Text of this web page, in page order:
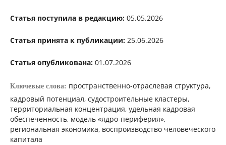
Статья поступила в редакцию:05.05.2026
Статья принята к публикации:25.06.2026
Статья опубликована:01.07.2026
Ключевые слова: пространственно-отраслевая структура,
кадровый потенциал, судостроительные кластеры,
территориальная концентрация, удельная кадровая
обеспеченность, модель «ядро-периферия»,
региональная экономика, воспроизводство человеческого
капитала